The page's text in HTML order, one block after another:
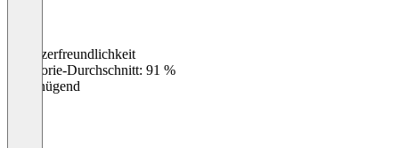
Benutzerfreundlichkeit
Kategorie-Durchschnitt: 91 %
Ungenügend